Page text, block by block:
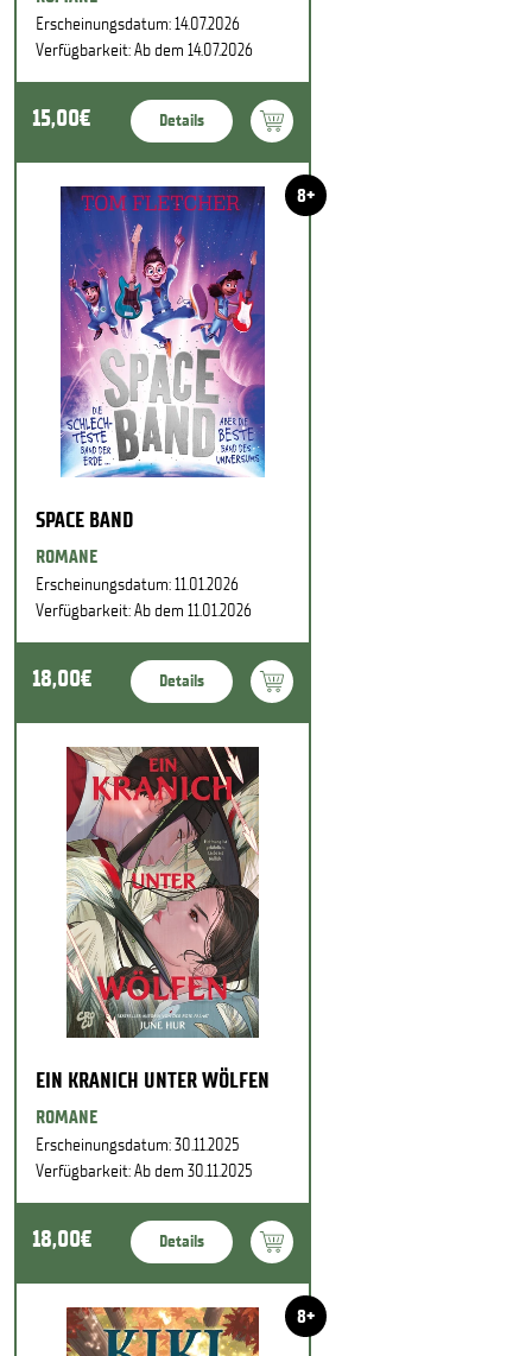
Erscheinungsdatum: 14.07.2026
Verfügbarkeit: Ab dem 14.07.2026
15,00€ Details
8+
SPACE BAND
ROMANE
Erscheinungsdatum: 11.01.2026
Verfügbarkeit: Ab dem 11.01.2026
18,00€ Details
EIN KRANICH UNTER WÖLFEN
ROMANE
Erscheinungsdatum: 30.11.2025
Verfügbarkeit: Ab dem 30.11.2025
18,00€ Details
8+